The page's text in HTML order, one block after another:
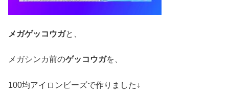
メガゲッコウガと、
メガシンカ前のゲッコウガを、
100均アイロンビーズで作りました↓